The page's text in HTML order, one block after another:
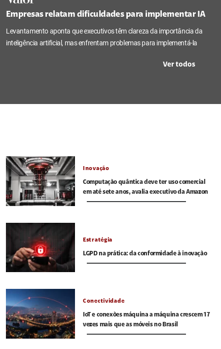
Empresas relatam dificuldades para implementar IA
Levantamento aponta que executivos têm clareza da importância da
inteligência artificial, mas enfrentam problemas para implementá-la
Ver todos
Inovação
Computação quântica deve ter uso comercial
em até sete anos, avalia executivo da Amazon
Estratégia
LGPD na prática: da conformidade à inovação
Conectividade
IoT e conexões máquina a máquina crescem 17
vezes mais que as móveis no Brasil